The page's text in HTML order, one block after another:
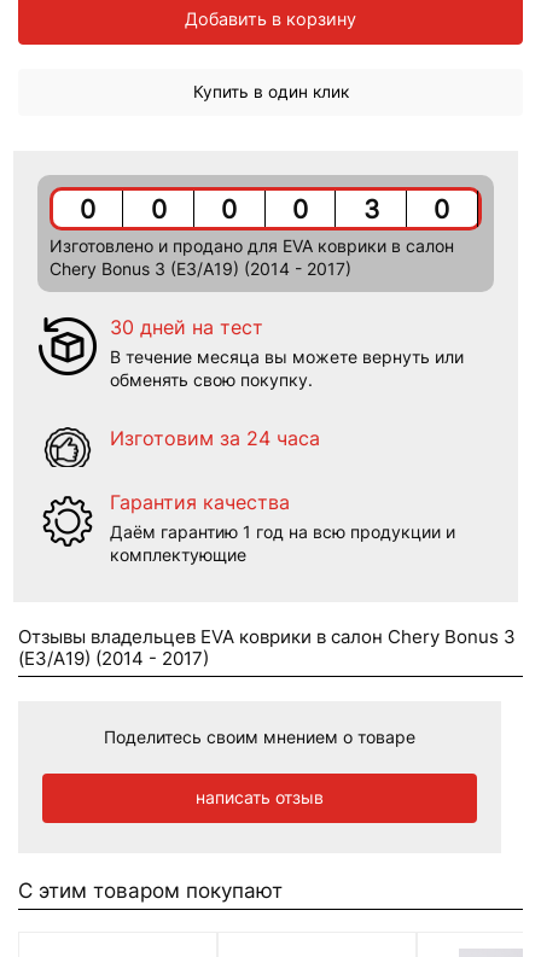
Добавить в корзину
Купить в один клик
0 0 0 0 3 0
Изготовлено и продано для EVA коврики в салон
Chery Bonus 3 (Е3/A19) (2014 - 2017)
30 дней на тест
В течение месяца вы можете вернуть или
обменять свою покупку.
Изготовим за 24 часа
Гарантия качества
Даём гарантию 1 год на всю продукции и
комплектующие
Отзывы владельцев EVA коврики в салон Chery Bonus 3
(Е3/A19) (2014 - 2017)
Поделитесь своим мнением о товаре
написать отзыв
С этим товаром покупают